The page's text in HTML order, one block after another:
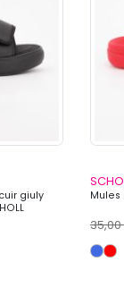
giuly
Mules